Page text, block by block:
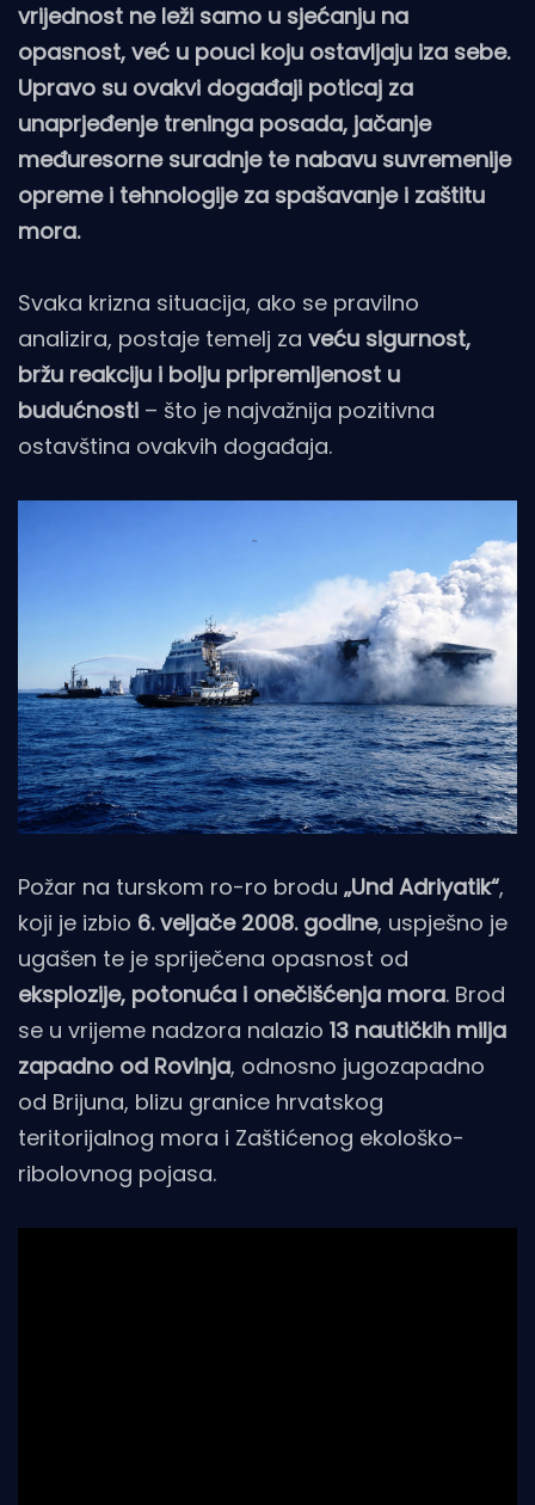
vrijednost ne leži samo u sjećanju na
opasnost, već u pouci koju ostavljaju iza sebe.
Upravo su ovakvi događaji poticaj za
unaprjeđenje treninga posada, jačanje
međuresorne suradnje te nabavu suvremenije
opreme i tehnologije za spašavanje i zaštitu
mora.
Svaka krizna situacija, ako se pravilno
analizira, postaje temelj za veću sigurnost,
bržu reakciju i bolju pripremljenost u
budućnosti – što je najvažnija pozitivna
ostavština ovakvih događaja.
Požar na turskom ro-ro brodu „Und Adriyatik“,
koji je izbio 6. veljače 2008. godine, uspješno je
ugašen te je spriječena opasnost od
eksplozije, potonuća i onečišćenja mora. Brod
se u vrijeme nadzora nalazio 13 nautičkih milja
zapadno od Rovinja, odnosno jugozapadno
od Brijuna, blizu granice hrvatskog
teritorijalnog mora i Zaštićenog ekološko-
ribolovnog pojasa.